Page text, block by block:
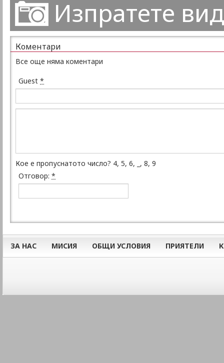
Изпратете
Коментари
Все още няма коментари
Guest *
Кое е пропуснатото число? 4, 5, 6, _, 8, 9
Отговор: *
ЗА НАС МИСИЯ ОБЩИ УСЛОВИЯ ПРИЯТЕЛИ